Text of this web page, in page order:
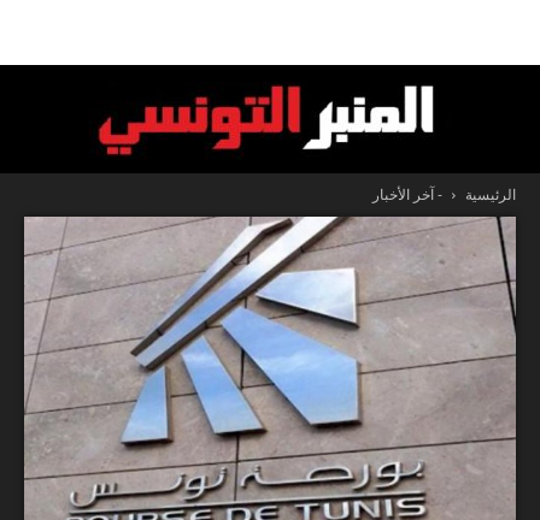
المنبر
التونسي
الرئيسية - آخر الأخبار